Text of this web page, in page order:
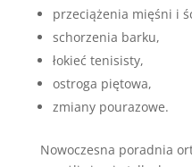
przeciążenia mięśni i
schorzenia barku,
łokieć tenisisty,
ostroga piętowa,
zmiany pourazowe.
Nowoczesna poradnia